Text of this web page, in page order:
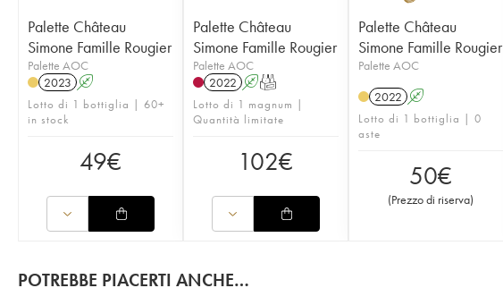
Palette Château
Simone Famille Rougier
Palette AOC
2023 A
Lotto di 1 bottiglia | 60+
in stock
49€
Palette Château
Simone Famille Rougier
Palette AOC
2022 AT
Lotto di 1 magnum |
Quantità limitate
102€
Palette Château
Simone Famille Rougier
Palette AOC
2022 A
Lotto di 1 bottiglia | 0
aste
50€
(Prezzo di riserva)
POTREBBE PIACERTI ANCHE…